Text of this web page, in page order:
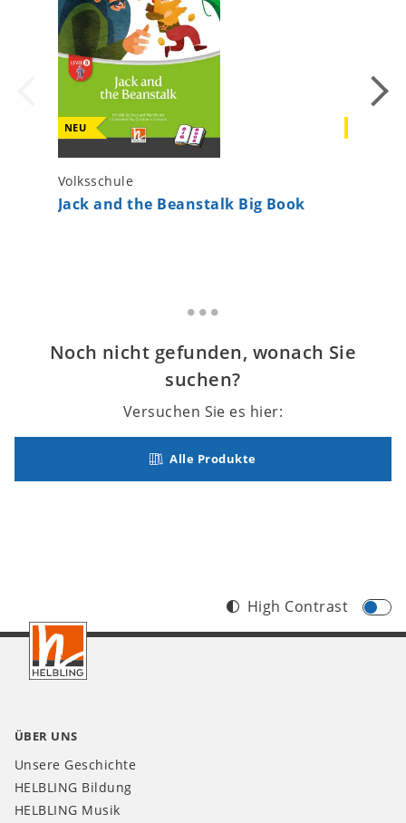
NEU
Volksschule
Jack and the Beanstalk Big Book
Noch nicht gefunden, wonach Sie
suchen?
Versuchen Sie es hier:
Alle Produkte
Footer
AT
High Contrast
ÜBER UNS
Unsere Geschichte
HELBLING Bildung
HELBLING Musik